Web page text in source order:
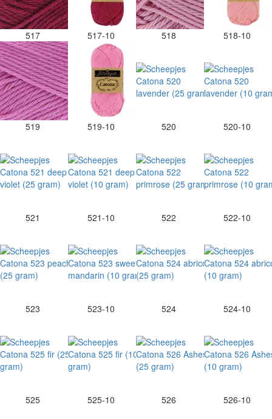
517 517-10 518 518-10
519 519-10 520 520-10
521 521-10 522 522-10
523 523-10 524 524-10
525 525-10 526 526-10